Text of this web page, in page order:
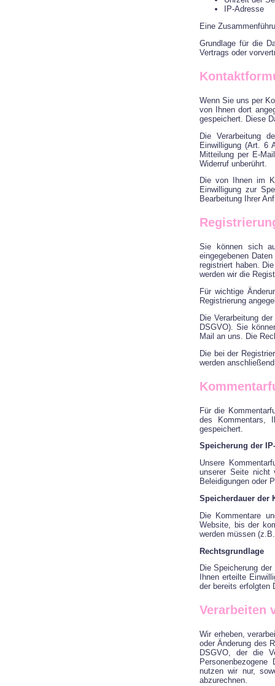
IP-Adresse
Eine
Grundlage für die
Vertrags oder
Wenn Sie uns per
von Ihnen dort
gespeichert. Diese
Die Verarbeitung
Einwilligung (Art. 6
Mitteilung per E-
Widerruf unberührt.
Die von Ihnen im
Einwilligung zur
Bearbeitung Ihrer
Sie können sich
eingegebenen
registriert haben.
werden wir die
Für wichtige
Registrierung
Die Verarbeitung
DSGVO). Sie
Mail an uns. Die
Die bei der
werden
Für die
des Kommentars,
gespeichert.
Speicherung der
Unsere
unserer Seite nicht
Beleidigungen oder
Speicherdauer der
Die Kommentare
Website, bis der
werden müssen
Rechtsgrundlage
Die Speicherung
Ihnen erteilte
der bereits erfolgten
Verarbeiten
Wir erheben,
oder Änderung des
DSGVO, der die
nutzen wir nur,
abzurechnen.